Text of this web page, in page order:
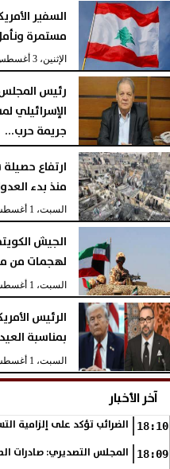
السفير
مستمرة
الإثنين، 3 أغسطس 2026
رئيس
جريمة حرب...
السبت، 1 أغسطس 2026
منذ بدء
السبت، 1 أغسطس 2026
الجيش
لهجمات من
السبت، 1 أغسطس 2026
الرئيس
بمناسبة
السبت، 1 أغسطس 2026
آخر الأخبار
18:10 الضرائب تؤكد على إلزامية
18:09 المجلس التصديري: صادرات الصناعات